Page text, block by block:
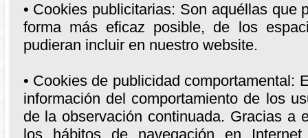
• Cookies publicitarias: Son aquéllas que
forma más eficaz posible, de los
pudieran incluir en nuestro website.
• Cookies de publicidad comportamental:
información del comportamiento de los
de la observación continuada. Gracias a
los hábitos de navegación en